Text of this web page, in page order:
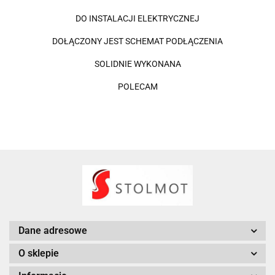
DO INSTALACJI ELEKTRYCZNEJ
DOŁĄCZONY JEST SCHEMAT PODŁĄCZENIA
SOLIDNIE WYKONANA
POLECAM
Dane adresowe
O sklepie